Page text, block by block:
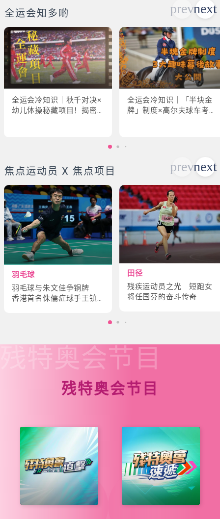
全运会知多啲
全运会冷知识｜秋千对决×
幼儿体操秘藏项目！揭密
全运会冷知识｜「半块金
牌」制度×高尔夫球车考牌
焦点运动员 X 焦点项目
羽毛球
羽毛球与朱文佳争铜牌
香港首名侏儒症球手王镇
田径
残疾运动员之光 短跑女
将任国芬的奋斗传奇
残特奥会节目
残特奥会节目